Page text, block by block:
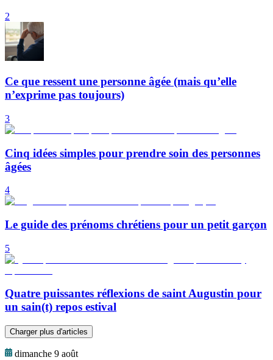
2
Ce que ressent une personne âgée (mais qu’elle
n’exprime pas toujours)
3
Cinq idées simples pour prendre soin des personnes
âgées
4
Le guide des prénoms chrétiens pour un petit garçon
5
Quatre puissantes réflexions de saint Augustin pour
un sain(t) repos estival
Charger plus d'articles
dimanche 9 août